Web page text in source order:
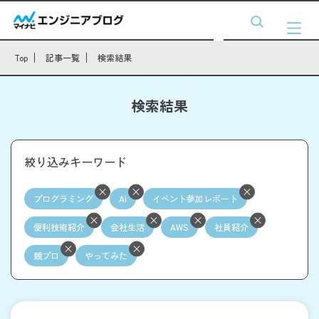
Top 記事一覧 検索結果
検索結果
絞り込みキーワード
プログラミング AI イベント参加レポート
便利技術紹介 会社生活 AWS 社員紹介
競プロ やってみた